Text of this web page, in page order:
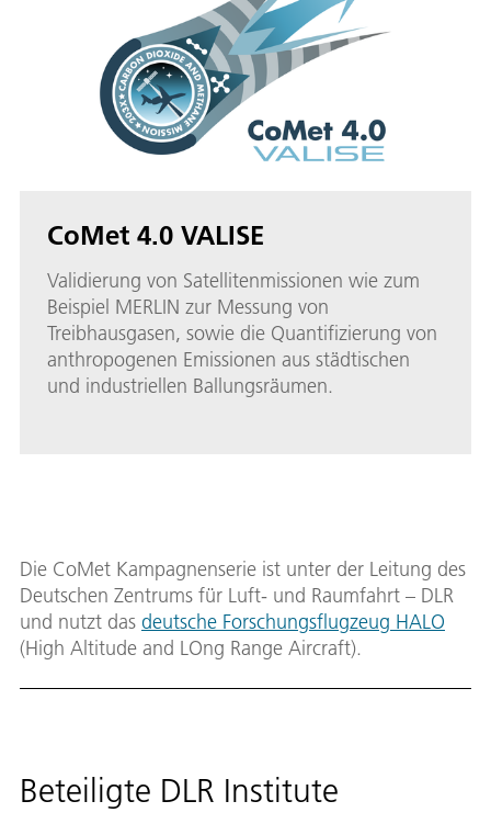
CoMet 4.0 VALISE
Validierung von Satellitenmissionen wie zum
Beispiel MERLIN zur Messung von
Treibhausgasen, sowie die Quantifizierung von
anthropogenen Emissionen aus städtischen
und industriellen Ballungsräumen.
Die CoMet Kampagnenserie ist unter der Leitung des
Deutschen Zentrums für Luft- und Raumfahrt – DLR
und nutzt das deutsche Forschungsflugzeug HALO
(High Altitude and LOng Range Aircraft).
Beteiligte DLR Institute